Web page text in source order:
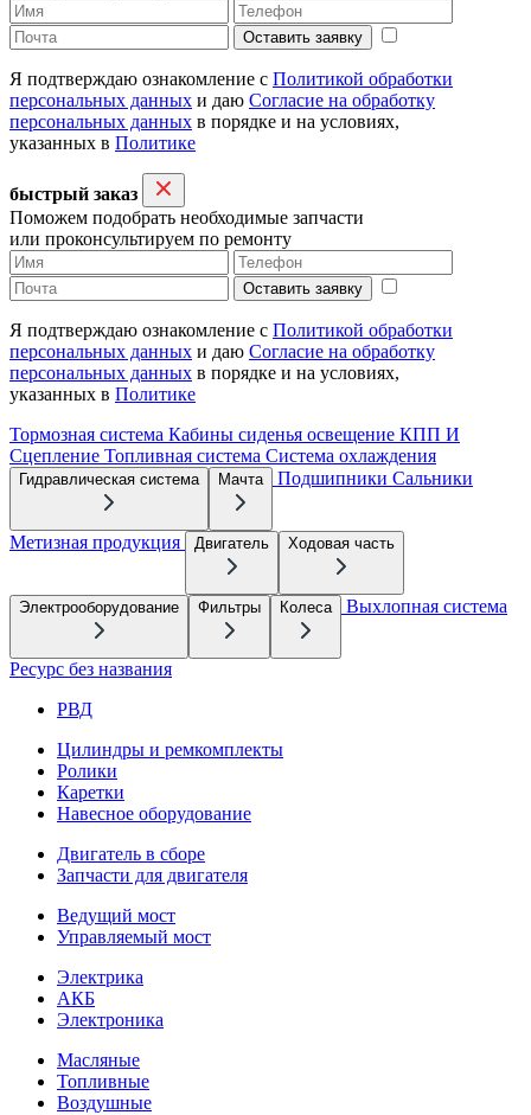
Оставить заявку
Я подтверждаю ознакомление с Политикой обработки
персональных данных и даю Согласие на обработку
персональных данных в порядке и на условиях,
указанных в Политике
быстрый заказ
Поможем подобрать необходимые запчасти
или проконсультируем по ремонту
Оставить заявку
Я подтверждаю ознакомление с Политикой обработки
персональных данных и даю Согласие на обработку
персональных данных в порядке и на условиях,
указанных в Политике
Тормозная система Кабины сиденья освещение КПП И
Сцепление Топливная система Система охлаждения
Гидравлическая система Мачта Подшипники Сальники
Метизная продукция Двигатель Ходовая часть
Электрооборудование Фильтры Колеса Выхлопная система
Ресурс без названия
РВД
Цилиндры и ремкомплекты
Ролики
Каретки
Навесное оборудование
Двигатель в сборе
Запчасти для двигателя
Ведущий мост
Управляемый мост
Электрика
АКБ
Электроника
Масляные
Топливные
Воздушные